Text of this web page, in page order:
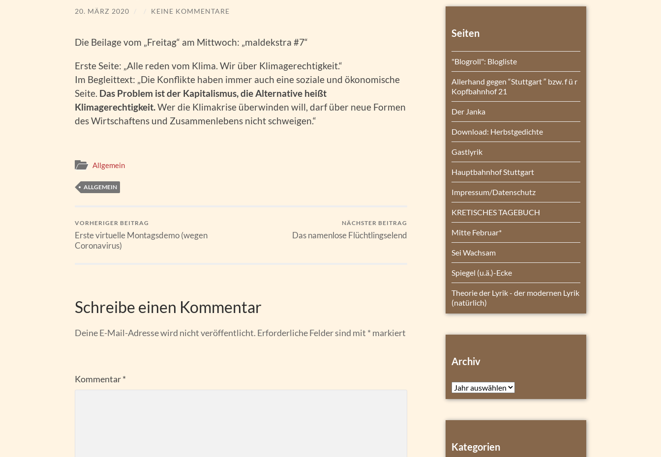
20. MÄRZ 2020 / / KEINE KOMMENTARE
Die Beilage vom „Freitag“ am Mittwoch: „maldekstra #7“
Erste Seite: „Alle reden vom Klima. Wir über Klimagerechtigkeit.“
Im Begleittext: „Die Konflikte haben immer auch eine soziale und ökonomische
Seite. Das Problem ist der Kapitalismus, die Alternative heißt
Klimagerechtigkeit.Wer die Klimakrise überwinden will, darf über neue Formen
des Wirtschaftens und Zusammenlebens nicht schweigen.“
Allgemein
ALLGEMEIN
VORHERIGER BEITRAG
Erste virtuelle Montagsdemo (wegen
Coronavirus)
NÄCHSTER BEITRAG
Das namenlose Flüchtlingselend
Schreibe einen Kommentar
Deine E-Mail-Adresse wird nicht veröffentlicht. Erforderliche Felder sind mit * markiert
Kommentar*
Seiten
"Blogroll": Blogliste
Allerhand gegen “Stuttgart ″ bzw. f ü r
Kopfbahnhof 21
Der Janka
Download: Herbstgedichte
Gastlyrik
Hauptbahnhof Stuttgart
Impressum/Datenschutz
KRETISCHES TAGEBUCH
Mitte Februar*
Sei Wachsam
Spiegel (u.ä.)-Ecke
Theorie der Lyrik - der modernen Lyrik
(natürlich)
Archiv
Archiv
Kategorien